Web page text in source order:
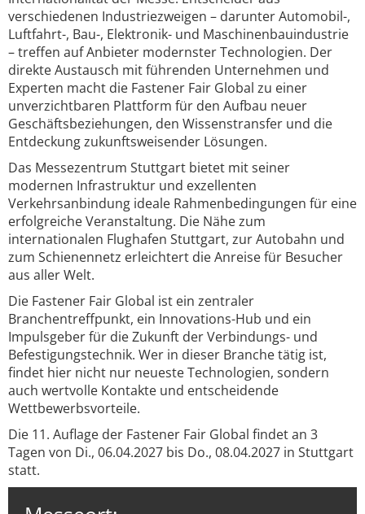
verschiedenen Industriezweigen – darunter Automobil-,
Luftfahrt-, Bau-, Elektronik- und Maschinenbauindustrie
– treffen auf Anbieter modernster Technologien. Der
direkte Austausch mit führenden Unternehmen und
Experten macht die Fastener Fair Global zu einer
unverzichtbaren Plattform für den Aufbau neuer
Geschäftsbeziehungen, den Wissenstransfer und die
Entdeckung zukunftsweisender Lösungen.
Das Messezentrum Stuttgart bietet mit seiner
modernen Infrastruktur und exzellenten
Verkehrsanbindung ideale Rahmenbedingungen für eine
erfolgreiche Veranstaltung. Die Nähe zum
internationalen Flughafen Stuttgart, zur Autobahn und
zum Schienennetz erleichtert die Anreise für Besucher
aus aller Welt.
Die Fastener Fair Global ist ein zentraler
Branchentreffpunkt, ein Innovations-Hub und ein
Impulsgeber für die Zukunft der Verbindungs- und
Befestigungstechnik. Wer in dieser Branche tätig ist,
findet hier nicht nur neueste Technologien, sondern
auch wertvolle Kontakte und entscheidende
Wettbewerbsvorteile.
Die 11. Auflage der Fastener Fair Global findet an 3
Tagen von Di., 06.04.2027 bis Do., 08.04.2027 in Stuttgart
statt.